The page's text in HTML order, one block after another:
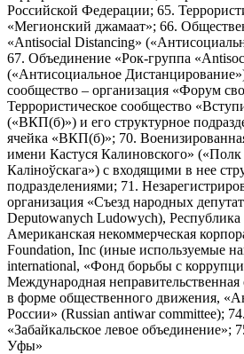
Российской Федерации; 65.
«Мегионский джамаат»; 66.
«Antisocial Distancing»
67. Объединение «Рок-группа
(«Антисоциальное
сообщество – организация «Форум
Террористическое сообщество
(«ВКП(б)») и его структурное
ячейка «ВКП(б)»; 70.
имени Кастуся Калиновского» («Полк
Калiноўскага») с входящими в нее
подразделениями; 71.
организация «Съезд народных
Deputowanych Ludowych),
Американская некоммерческая
Foundation, Inc (иные используемые
international, «Фонд борьбы с
Международная неправительственная
в форме общественного движения,
России» (Russian antiwar committee);
«Забайкальское левое объединение»;
Уфы»